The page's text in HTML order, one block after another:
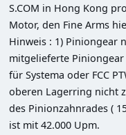
S.COM in Hong Kong
Motor, den Fine Arms
Hinweis : 1) Piniongear
mitgelieferte
für Systema oder FCC
oberen Lagerring nicht
des Pinionzahnrades (
ist mit 42.000 Upm.